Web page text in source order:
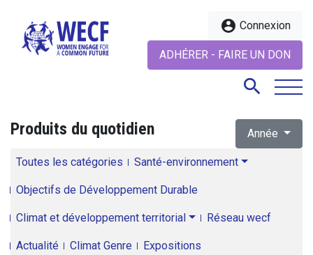
account_circle Connexion
ADHÉRER - FAIRE UN DON
search
Produits du quotidien Année
Toutes les catégories Santé-environnement
Objectifs de Développement Durable
Climat et développement territorial Réseau wecf
Actualité Climat Genre Expositions